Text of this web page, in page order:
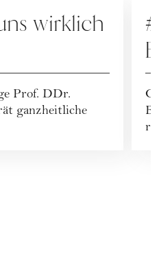
wirklich
Prof. DDr.
ganzheitliche